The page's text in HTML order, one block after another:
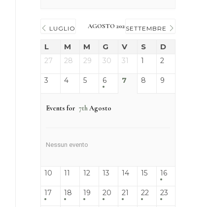
LUGLIO AGOSTO 2026SETTEMBRE
L M M G V S D
27 28 29 30 31 1 2
3 4 5 6 7 8 9
Events for 7thAgosto
Nessun evento
10 11 12 13 14 15 16
17 18 19 20 21 22 23